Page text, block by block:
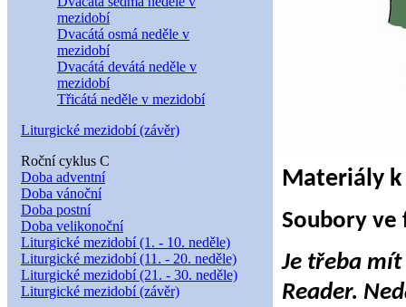
mezidobí
Dvacátá osmá neděle v
mezidobí
Dvacátá devátá neděle v
mezidobí
Třicátá neděle v mezidobí
Liturgické mezidobí (závěr)
Roční cyklus C
Doba adventní
Doba vánoční
Doba postní
Doba velikonoční
Liturgické mezidobí (1. - 10. neděle)
Liturgické mezidobí (11. - 20. neděle)
Liturgické mezidobí (21. - 30. neděle)
Liturgické mezidobí (závěr)
Materiály k
Soubory ve
Je třeba
Reader.